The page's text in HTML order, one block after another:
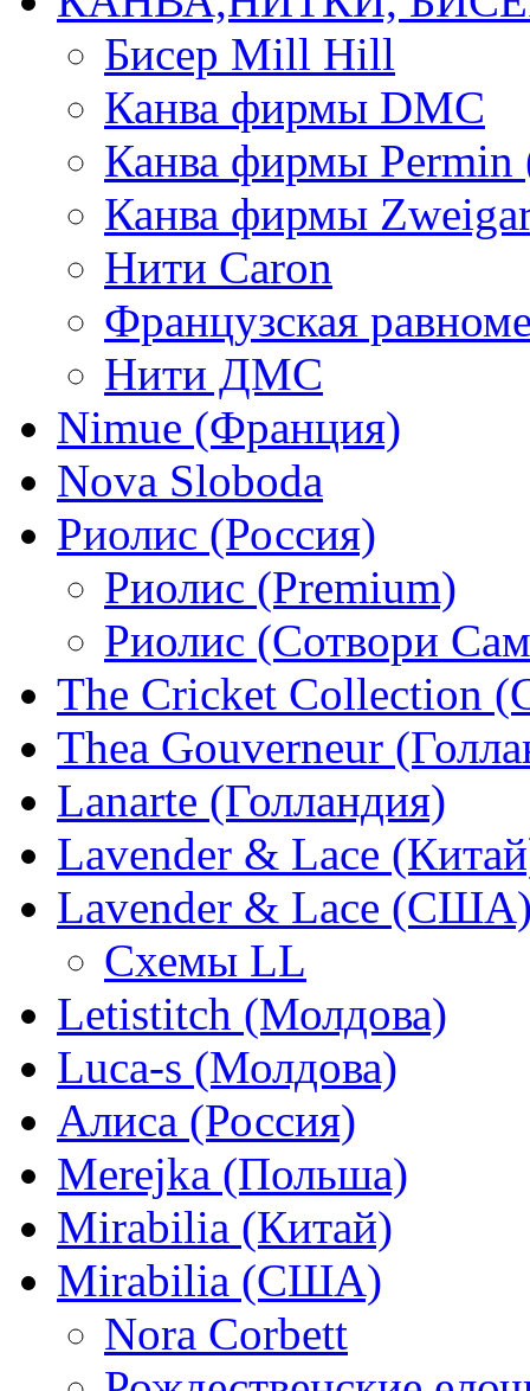
Бисер Mill Hill
Канва фирмы DMC
Канва фирмы Permin
Канва фирмы
Нити Caron
Французская
Нити ДМС
Nimue (Франция)
Nova Sloboda
Риолис (Россия)
Риолис (Premium)
Риолис (Сотвори
The Cricket Collection
Thea Gouverneur
Lanarte (Голландия)
Lavender & Lace
Lavender & Lace
Схемы LL
Letistitch (Молдова)
Luca-s (Молдова)
Алиса (Россия)
Merejka (Польша)
Mirabilia (Китай)
Mirabilia (США)
Nora Corbett